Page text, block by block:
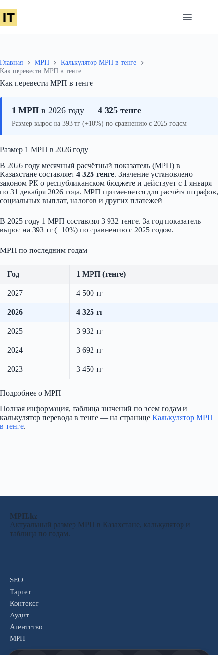
сути
Главная МРП
Калькулятор МРП в тенге
Как перевести МРП в тенге
Как перевести МРП в тенге
1 МРП в 2026 году — 4 325 тенге
Размер вырос на 393 тг (+10%) по сравнению с 2025 годом
Размер 1 МРП в 2026 году
В 2026 году месячный расчётный показатель (МРП) в
Казахстане составляет 4 325 тенге. Значение установлено
законом РК о республиканском бюджете и действует с 1 января
по 31 декабря 2026 года. МРП применяется для расчёта штрафов,
социальных выплат, налогов и других платежей.
В 2025 году 1 МРП составлял 3 932 тенге. За год показатель
вырос на 393 тг (+10%) по сравнению с 2025 годом.
МРП по последним годам
Год 1 МРП (тенге)
2027 4 500 тг
2026 4 325 тг
2025 3 932 тг
2024 3 692 тг
2023 3 450 тг
Подробнее о МРП
Полная информация, таблица значений по всем годам и
калькулятор перевода в тенге — на странице Калькулятор МРП
в тенге.
МРП.kz
Актуальный размер МРП в Казахстане, калькулятор и
таблица по годам.
SEO
Таргет
Контекст
Аудит
Агентство
МРП